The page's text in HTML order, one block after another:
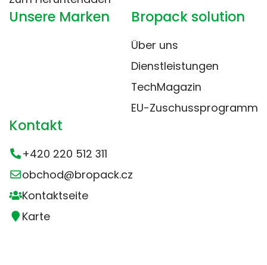
Unsere Marken Bropack solution
Über uns
Dienstleistungen
TechMagazin
EU-Zuschussprogramm
Kontakt
+420 220 512 311
obchod@bropack.cz
Kontaktseite
Karte